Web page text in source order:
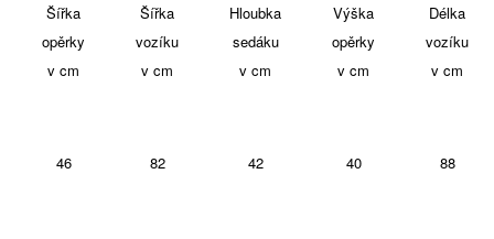
Šířka
opěrky
v cm
Šířka
vozíku
v cm
Hloubka
sedáku
v cm
Výška
opěrky
v cm
Délka
vozíku
v cm
46 82 42 40 88